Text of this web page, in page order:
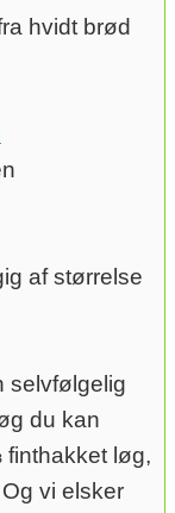
hvidt brød
af størrelse
selvfølgelig
du kan
løg,
vi elsker